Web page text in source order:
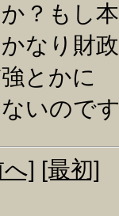
？もし本
なり財
とかに
いので
へ] [最初]